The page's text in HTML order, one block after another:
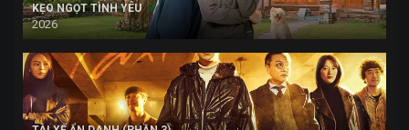
KẸO NGỌT TÌNH YÊU
2026